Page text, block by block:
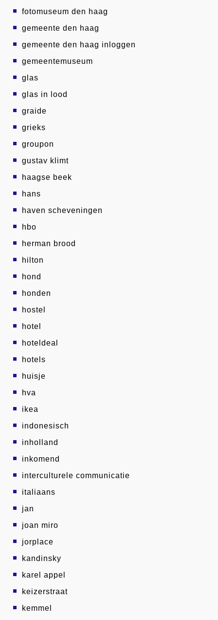
fotomuseum den haag
gemeente den haag
gemeente den haag inloggen
gemeentemuseum
glas
glas in lood
graide
grieks
groupon
gustav klimt
haagse beek
hans
haven scheveningen
hbo
herman brood
hilton
hond
honden
hostel
hotel
hoteldeal
hotels
huisje
hva
ikea
indonesisch
inholland
inkomend
interculturele communicatie
italiaans
jan
joan miro
jorplace
kandinsky
karel appel
keizerstraat
kemmel